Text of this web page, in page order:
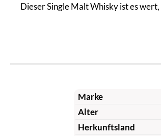
Dieser Single Malt Whisky ist es wert,
Marke
Alter
Herkunftsland